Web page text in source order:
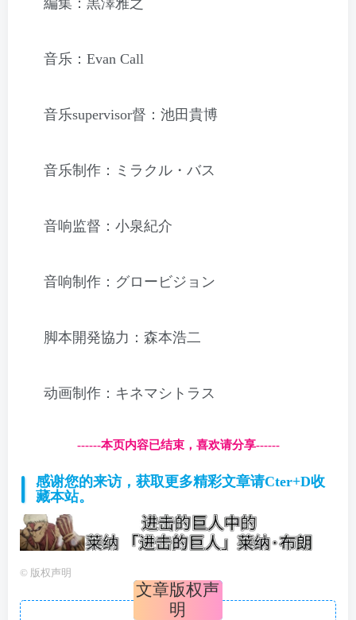
編集：黒澤雅之
音乐：Evan Call
音乐supervisor督：池田貴博
音乐制作：ミラクル・バス
音响监督：小泉紀介
音响制作：グロービジョン
脚本開発協力：森本浩二
动画制作：キネマシトラス
------本页内容已结束，喜欢请分享------
感谢您的来访，获取更多精彩文章请Cter+D收
藏本站。
© 版权声明
文章版权声
明